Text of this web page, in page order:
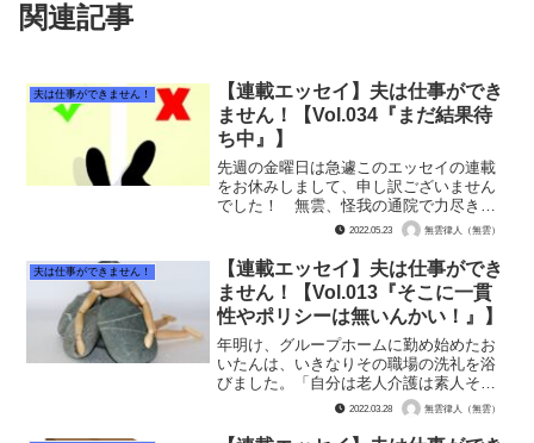
関連記事
夫は仕事ができません！
【連載エッセイ】夫は仕事ができ
ません！【Vol.034『まだ結果待
ち中』】
先週の金曜日は急遽このエッセイの連載
をお休みしまして、申し訳ございません
でした！ 無雲、怪我の通院で力尽きて
おりまして、あと、おいたんの就活に進
おいたんが障害者枠に初応募して6日が経
ちました。まだWebエ...
2022.05.23 無雲律人（無雲）
夫は仕事ができません！
【連載エッセイ】夫は仕事ができ
ません！【Vol.013『そこに一貫
性やポリシーは無いんかい！』】
年明け、グループホームに勤め始めたお
いたんは、いきなりその職場の洗礼を浴
びました。「自分は老人介護は素人その
ものです」 と面接で言っておいたにも
関わらず、開始すぐに完璧な仕事を求め
2022.03.28 無雲律人（無雲）